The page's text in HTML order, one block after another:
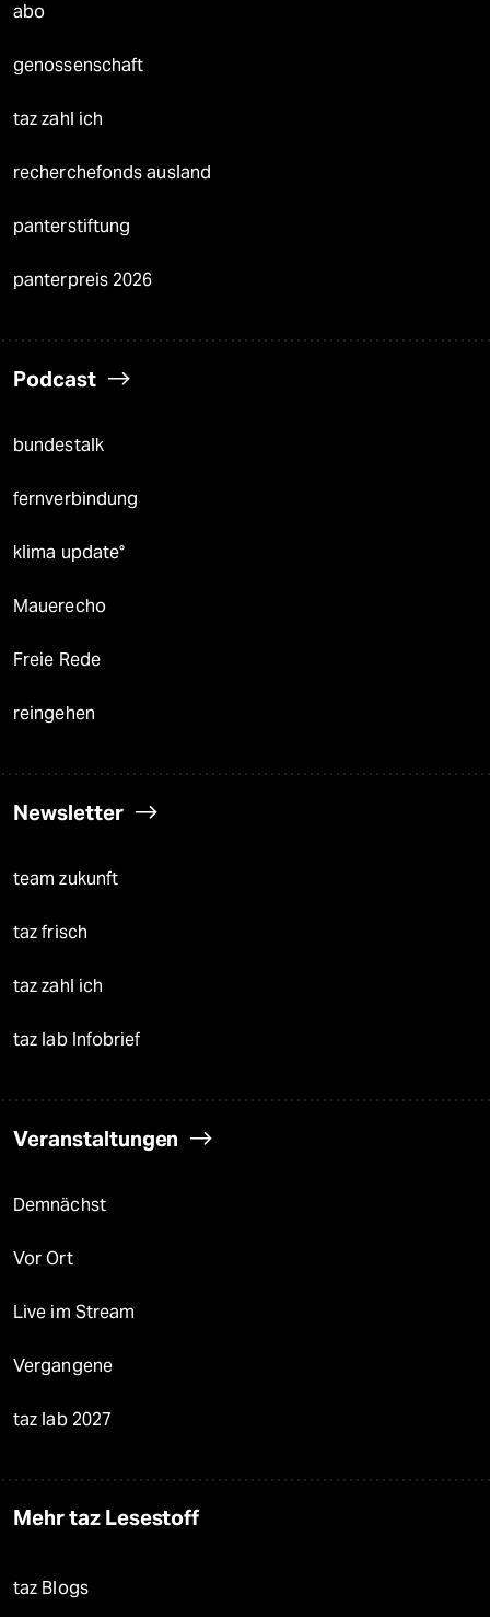
abo
genossenschaft
taz zahl ich
recherchefonds ausland
panterstiftung
panterpreis 2026
Podcast
bundestalk
fernverbindung
klima update°
Mauerecho
Freie Rede
reingehen
Newsletter
team zukunft
taz frisch
taz zahl ich
taz lab Infobrief
Veranstaltungen
Demnächst
Vor Ort
Live im Stream
Vergangene
taz lab 2027
Mehr taz Lesestoff
taz Blogs